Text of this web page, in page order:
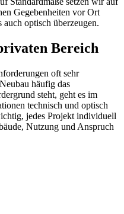
Gegebenheiten vor Ort
optisch überzeugen.
Bereich
oft sehr
häufig das
steht, geht es im
technisch und optisch
jedes Projekt individuell
Nutzung und Anspruch